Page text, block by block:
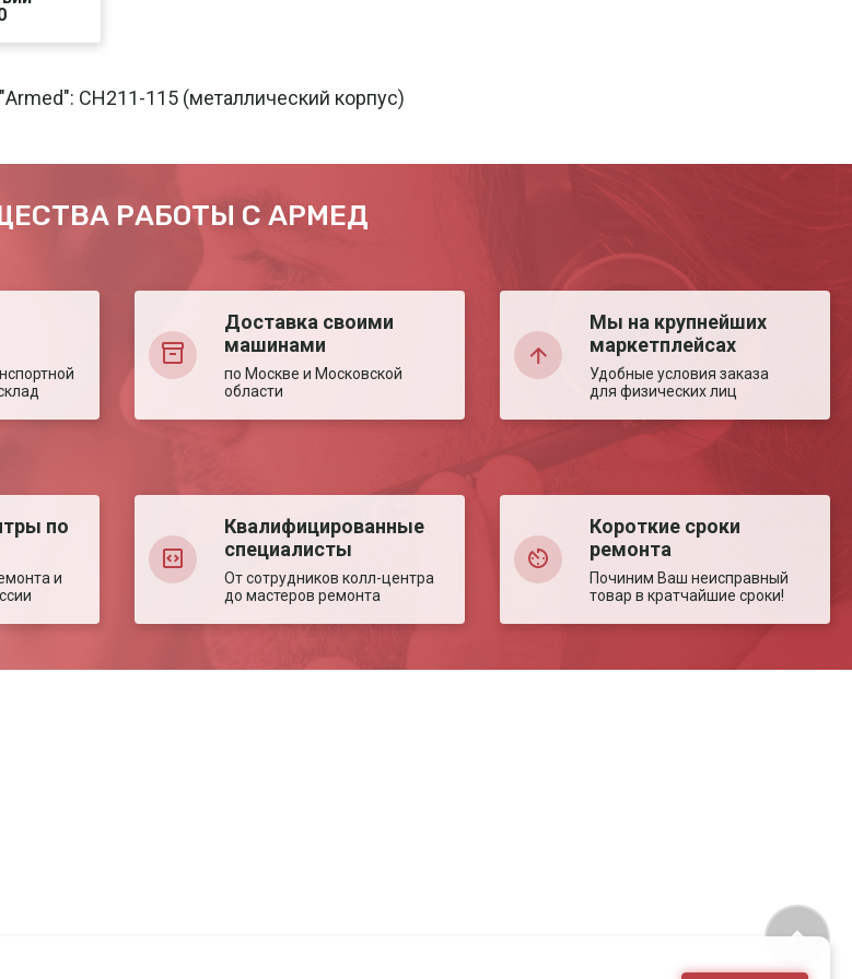
CH211-115 (металлический корпус)
РАБОТЫ С АРМЕД
Доставка своими
машинами
по Москве и Московской
области
Мы на крупнейших
маркетплейсах
Удобные условия заказа
для физических лиц
по
и
Квалифицированные
специалисты
От сотрудников колл-центра
до мастеров ремонта
Короткие сроки
ремонта
Починим Ваш неисправный
товар в кратчайшие сроки!